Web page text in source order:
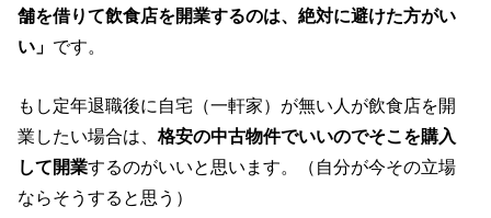
舗を借りて飲食店を開業するのは、絶対に避けた方がい
い」 です。
もし定年退職後に自宅（一軒家）が無い人が飲食店を開
業したい場合は、格安の中古物件でいいのでそこを購入
して開業するのがいいと思います。（自分が今その立場
ならそうすると思う）